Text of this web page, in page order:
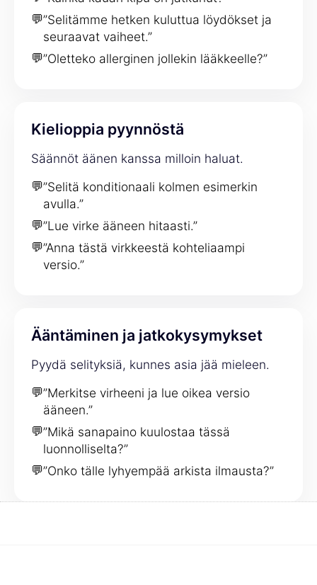
💬”Selitämme hetken kuluttua löydökset ja
seuraavat vaiheet.”
💬”Oletteko allerginen jollekin lääkkeelle?”
Kielioppia pyynnöstä
Säännöt äänen kanssa milloin haluat.
💬”Selitä konditionaali kolmen esimerkin
avulla.”
💬”Lue virke ääneen hitaasti.”
💬”Anna tästä virkkeestä kohteliaampi
versio.”
Ääntäminen ja jatkokysymykset
Pyydä selityksiä, kunnes asia jää mieleen.
💬”Merkitse virheeni ja lue oikea versio
ääneen.”
💬”Mikä sanapaino kuulostaa tässä
luonnolliselta?”
💬”Onko tälle lyhyempää arkista ilmausta?”